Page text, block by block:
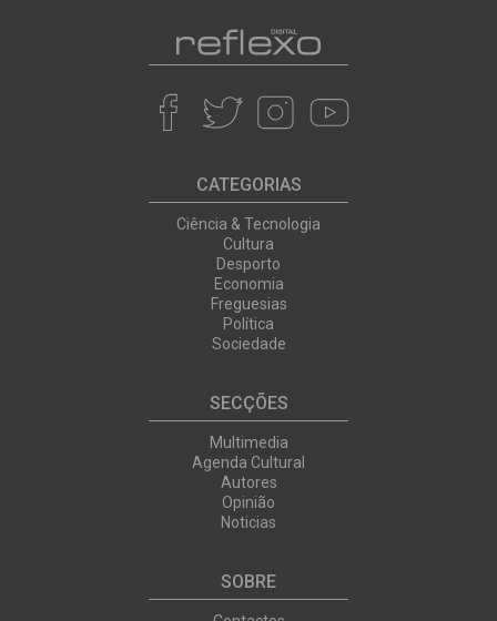
CATEGORIAS
Ciência & Tecnologia
Cultura
Desporto
Economia
Freguesias
Política
Sociedade
SECÇÕES
Multimedia
Agenda Cultural
Autores
Opinião
Noticias
SOBRE